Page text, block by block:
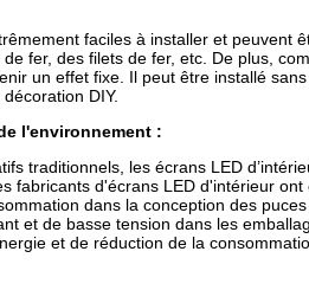
faciles à installer et peuvent
fer, des filets de fer, etc. De plus,
un effet fixe. Il peut être installé
DIY.
l'environnement :
traditionnels, les écrans LED
fabricants d'écrans LED d'intérieur
dans la conception des
et de basse tension dans les
et de réduction de la